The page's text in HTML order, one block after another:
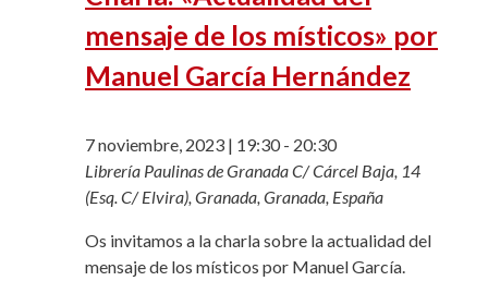
mensaje de los místicos» por
Manuel García Hernández
7 noviembre, 2023 | 19:30- 20:30
Librería Paulinas de GranadaC/ Cárcel Baja, 14
(Esq. C/ Elvira), Granada, Granada, España
Os invitamos a la charla sobre la actualidad del
mensaje de los místicos por Manuel García.